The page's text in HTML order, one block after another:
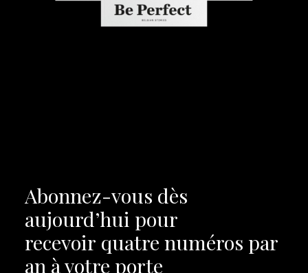
Abonnez-vous dès
aujourd’hui pour
recevoir quatre numéros par
an à votre porte